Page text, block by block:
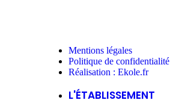
Mentions légales
Politique de confidentialité
Réalisation : Ekole.fr
L'ÉTABLISSEMENT